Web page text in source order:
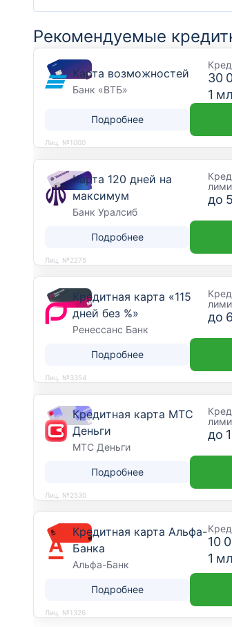
Рекомендуемые
Карта возможностей
Банк «ВТБ»
30
1
Подробнее
Лиц. №1000
Карта 120 дней на
максимум
Банк Уралсиб
до
Подробнее
Лиц. №2275
Кредитная карта «115
дней без %»
Ренессанс Банк
до
Подробнее
Лиц. №3354
Кредитная карта МТС
Деньги
МТС Деньги
до
Подробнее
Лиц. №2530
Кредитная карта Альфа-
Банка
Альфа-Банк
10
1
Подробнее
Лиц. №1326